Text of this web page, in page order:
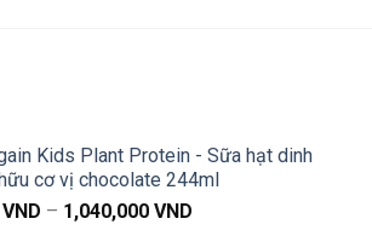
Kids Plant Protein - Sữa hạt dinh
cơ vị chocolate 244ml
VND – 1,040,000 VND